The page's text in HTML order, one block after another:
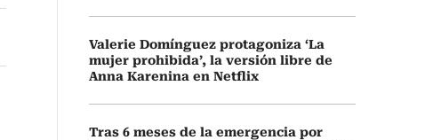
Valerie Domínguez protagoniza ‘La
mujer prohibida’, la versión libre de
Anna Karenina en Netflix
Tras 6 meses de la emergencia por